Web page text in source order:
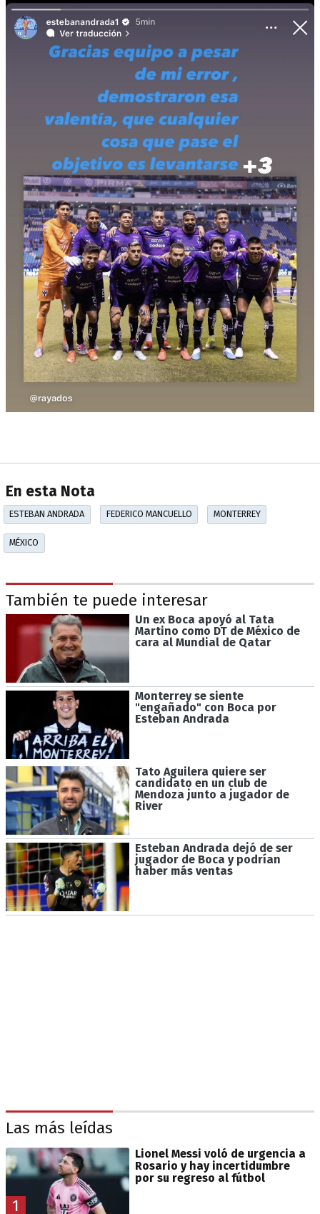
En esta Nota
ESTEBAN ANDRADA FEDERICO MANCUELLO MONTERREY
MÉXICO
También te puede interesar
Un ex Boca apoyó al Tata
Martino como DT de México de
cara al Mundial de Qatar
Monterrey se siente
"engañado" con Boca por
Esteban Andrada
Tato Aguilera quiere ser
candidato en un club de
Mendoza junto a jugador de
River
Esteban Andrada dejó de ser
jugador de Boca y podrían
haber más ventas
Las más leídas
1
Lionel Messi voló de urgencia a
Rosario y hay incertidumbre
por su regreso al fútbol